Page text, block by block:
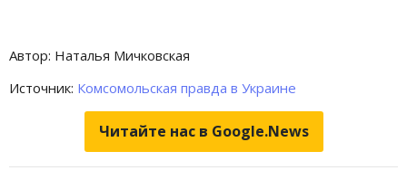
Автор: Наталья Мичковская
Источник: Комсомольская правда в Украине
Читайте нас в Google.News